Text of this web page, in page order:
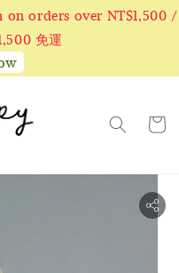
orders over NT$1,500 /
免運